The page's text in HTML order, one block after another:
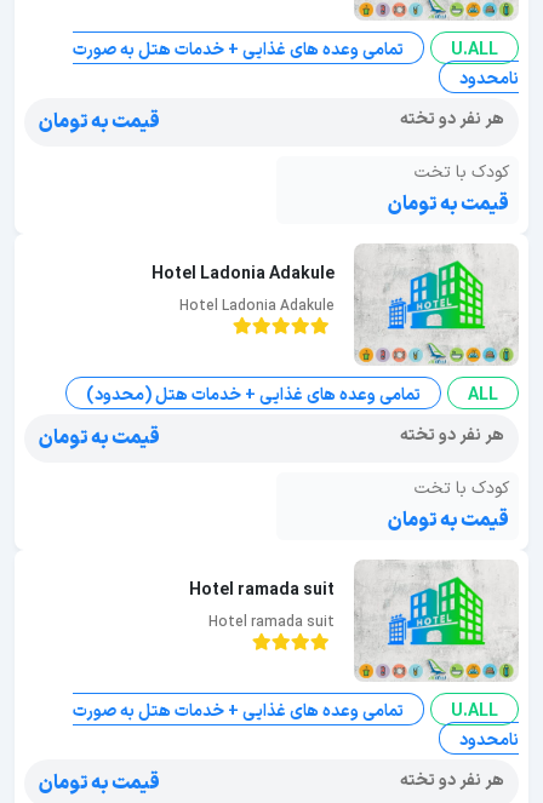
U.ALL
تمامی وعده های غذایی + خدمات هتل به صورت
نامحدود
هر نفر دو تخته
قیمت به تومان
کودک با تخت
قیمت به تومان
Hotel Ladonia Adakule
Hotel Ladonia Adakule
ALL
تمامی وعده های غذایی + خدمات هتل (محدود)
هر نفر دو تخته
قیمت به تومان
کودک با تخت
قیمت به تومان
Hotel ramada suit
Hotel ramada suit
U.ALL
تمامی وعده های غذایی + خدمات هتل به صورت
نامحدود
هر نفر دو تخته
قیمت به تومان